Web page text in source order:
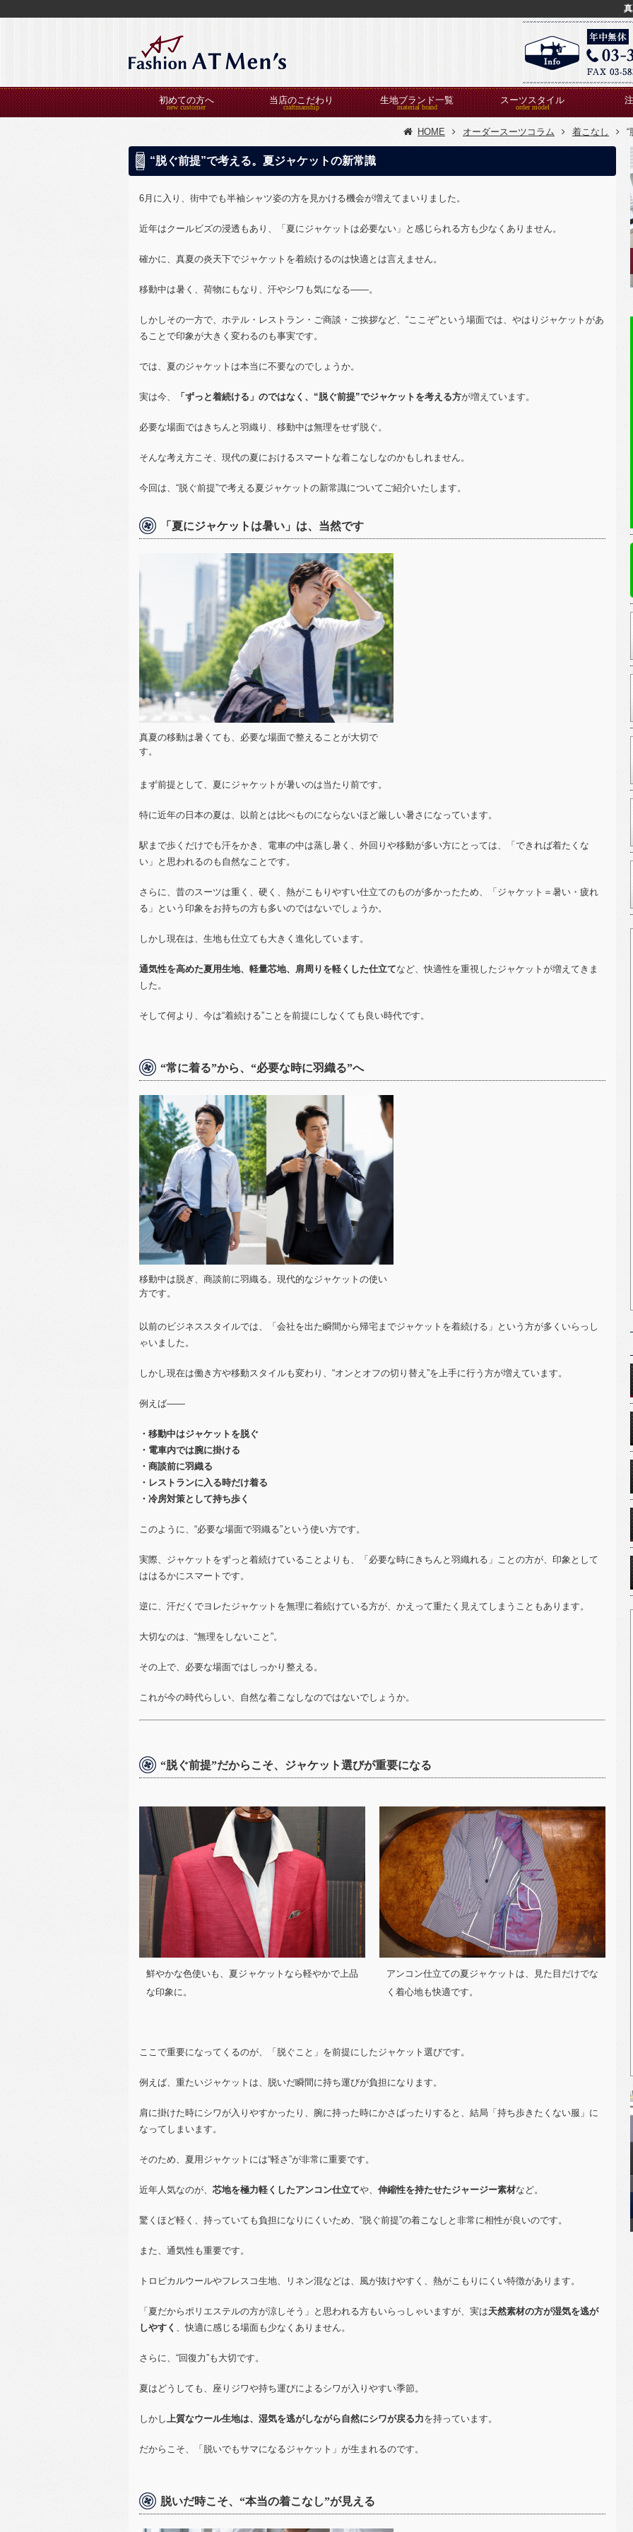
初めての方へ 当店のこだわり 生地ブランド一覧 スーツスタイル
HOME オーダースーツコラム 着こなし
“脱ぐ前提”で考える。夏ジャケットの新常識
6月に入り、街中でも半袖シャツ姿の方を見かける機会が増えてまいりました。
近年はクールビズの浸透もあり、「夏にジャケットは必要ない」と感じられる方も少なくありません。
確かに、真夏の炎天下でジャケットを着続けるのは快適とは言えません。
移動中は暑く、荷物にもなり、汗やシワも気になる――。
しかしその一方で、ホテル・レストラン・ご商談・ご挨拶など、“ここぞ”という場面では、やはりジャケットがあ
ることで印象が大きく変わるのも事実です。
では、夏のジャケットは本当に不要なのでしょうか。
実は今、 「ずっと着続ける」のではなく、“脱ぐ前提”でジャケットを考える方が増えています。
必要な場面ではきちんと羽織り、移動中は無理をせず脱ぐ。
そんな考え方こそ、現代の夏におけるスマートな着こなしなのかもしれません。
今回は、“脱ぐ前提”で考える夏ジャケットの新常識についてご紹介いたします。
「夏にジャケットは暑い」は、当然です
真夏の移動は暑くても、必要な場面で整えることが大切で
す。
まず前提として、夏にジャケットが暑いのは当たり前です。
特に近年の日本の夏は、以前とは比べものにならないほど厳しい暑さになっています。
駅まで歩くだけでも汗をかき、電車の中は蒸し暑く、外回りや移動が多い方にとっては、「できれば着たくな
い」と思われるのも自然なことです。
さらに、昔のスーツは重く、硬く、熱がこもりやすい仕立てのものが多かったため、
「ジャケット＝暑い・疲れ
る」という印象をお持ちの方も多いのではないでしょうか。
しかし現在は、生地も仕立ても大きく進化しています。
通気性を高めた夏用生地、軽量芯地、肩周りを軽くした仕立てなど、快適性を重視したジャケットが増えてきま
した。
そして何より、今は“着続ける”ことを前提にしなくても良い時代です。
“常に着る”から、“必要な時に羽織る”へ
移動中は脱ぎ、商談前に羽織る。現代的なジャケットの使い
方です。
以前のビジネススタイルでは、「会社を出た瞬間から帰宅までジャケットを着続ける」という方が多くいらっし
ゃいました。
しかし現在は働き方や移動スタイルも変わり、“オンとオフの切り替え”を上手に行う方が増えています。
例えば――
・移動中はジャケットを脱ぐ
・電車内では腕に掛ける
・商談前に羽織る
・レストランに入る時だけ着る
・冷房対策として持ち歩く
このように、“必要な場面で羽織る”という使い方です。
実際、ジャケットをずっと着続けていることよりも、「必要な時にきちんと羽織れる」ことの方が、印象として
ははるかにスマートです。
逆に、汗だくでヨレたジャケットを無理に着続けている方が、かえって重たく見えてしまうこともあります。
大切なのは、“無理をしないこと”。
その上で、必要な場面ではしっかり整える。
これが今の時代らしい、自然な着こなしなのではないでしょうか。
“脱ぐ前提”だからこそ、ジャケット選びが重要になる
鮮やかな色使いも、夏ジャケットなら軽やかで上品
な印象に。
アンコン仕立ての夏ジャケットは、見た目だけでな
く着心地も快適です。
ここで重要になってくるのが、「脱ぐこと」を前提にしたジャケット選びです。
例えば、重たいジャケットは、脱いだ瞬間に持ち運びが負担になります。
肩に掛けた時にシワが入りやすかったり、腕に持った時にかさばったりすると、結局「持ち歩きたくない服」に
なってしまいます。
そのため、夏用ジャケットには“軽さ”が非常に重要です。
近年人気なのが、 芯地を極力軽くしたアンコン仕立てや、 伸縮性を持たせたジャージー素材など。
驚くほど軽く、持っていても負担になりにくいため、“脱ぐ前提”の着こなしと非常に相性が良いのです。
また、通気性も重要です。
トロピカルウールやフレスコ生地、リネン混などは、風が抜けやすく、熱がこもりにくい特徴があります。
「夏だからポリエステルの方が涼しそう」と思われる方もいらっしゃいますが、実は天然素材の方が湿気を逃が
しやすく
、快適に感じる場面も少なくありません。
さらに、“回復力”も大切です。
夏はどうしても、座りジワや持ち運びによるシワが入りやすい季節。
しかし 上質なウール生地は、湿気を逃がしながら自然にシワが戻る力を持っています。
だからこそ、「脱いでもサマになるジャケット」が生まれるのです。
脱いだ時こそ、“本当の着こなし”が見える